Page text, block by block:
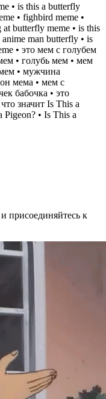
• is this a butterfly
• fighbird meme •
butterfly meme • is this
anime man butterfly • is
• это мем с голубем
• голубь мем • мем
• мужчина
мема • мем с
бабочка • это
значит Is This a
• Is This a
присоединяйтесь к